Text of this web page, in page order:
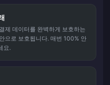
제 데이터를 완벽하게 보호하는
으로 보호됩니다. 매번 100% 안
요.